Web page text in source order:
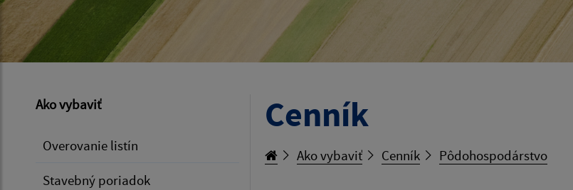
Ako vybaviť
Overovanie listín
Stavebný poriadok
Cenník
Ako vybaviť Cenník Pôdohospodárstvo